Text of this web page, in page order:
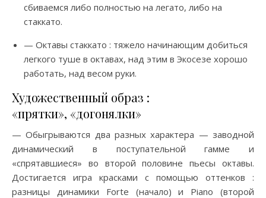
сбиваемся либо полностью на легато, либо на
стаккато.
— Октавы стаккато : тяжело начинающим добиться
легкого туше в октавах, над этим в Экосезе хорошо
работать, над весом руки.
Художественный образ :
«прятки», «догонялки»
— Обыгрываются два разных характера — заводной
динамический в поступательной гамме и
«спрятавшиеся» во второй половине пьесы октавы.
Достигается игра красками с помощью оттенков :
разницы динамики Forte (начало) и Piano (второй